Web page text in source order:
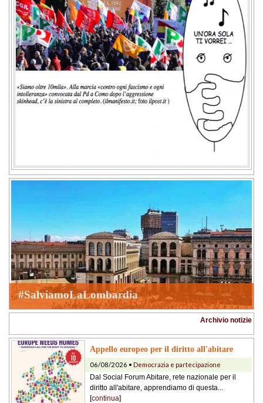
#SalviamoLaLombardia
Archivio notizie
Appello europeo per il diritto all'abitare
06/08/2026 • Democrazia e partecipazione
Dal Social Forum Abitare, rete nazionale per il
diritto all'abitare, apprendiamo di questa...
[continua]